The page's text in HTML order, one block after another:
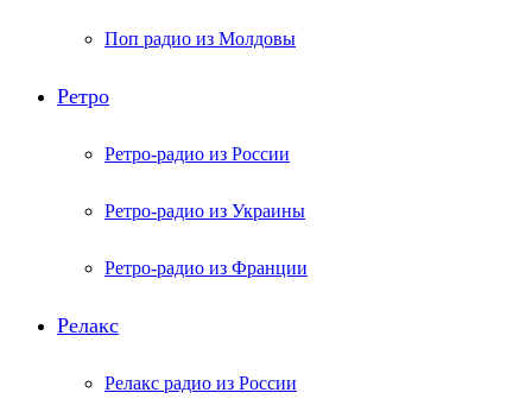
Поп радио из Молдовы
Ретро
Ретро-радио из России
Ретро-радио из Украины
Ретро-радио из Франции
Релакс
Релакс радио из России